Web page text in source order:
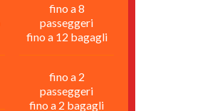
fino a 8
passeggeri
fino a 12 bagagli
fino a 2
passeggeri
fino a 2 bagagli